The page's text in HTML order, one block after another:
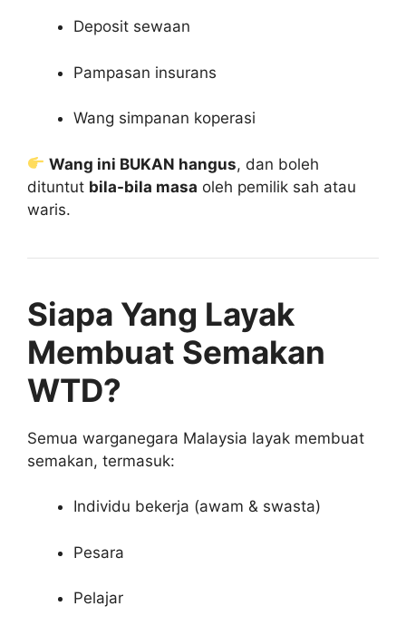
Deposit sewaan
Pampasan insurans
Wang simpanan koperasi
Wang ini BUKAN hangus, dan boleh
dituntut bila-bila masa oleh pemilik sah atau
waris.
Siapa Yang Layak
Membuat Semakan
WTD?
Semua warganegara Malaysia layak membuat
semakan, termasuk:
Individu bekerja (awam & swasta)
Pesara
Pelajar